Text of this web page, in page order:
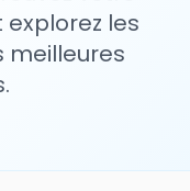
les
meilleures